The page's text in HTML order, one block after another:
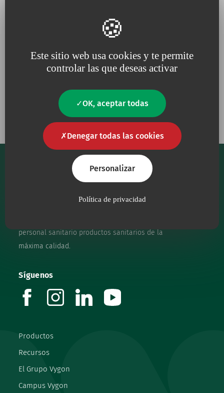
Este sitio web usa cookies y te permite
controlar las que deseas activar
OK, aceptar todas
Denegar todas las cookies
Personalizar
Política de privacidad
es unanecesidad
constantemente
delmedio ambiente
personal sanitario productos sanitarios de la
máxima calidad.
Productos
Recursos
El Grupo Vygon
Campus Vygon
Síguenos
facebookinstagramlinkedin